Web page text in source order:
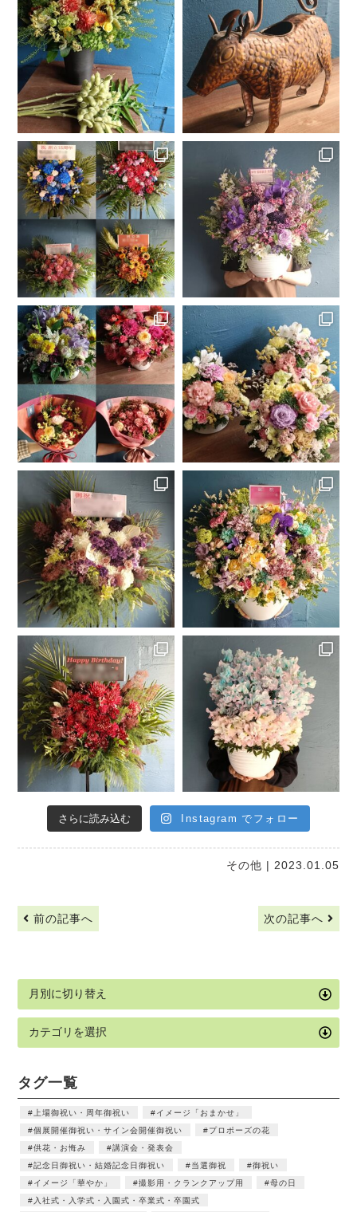
さらに読み込む Instagram でフォロー
その他 | 2023.01.05
前の記事へ 次の記事へ
タグ一覧
上場御祝い・周年御祝い
イメージ「おまかせ」
個展開催御祝い・サイン会開催御祝い
プロポーズの花
供花・お悔み
講演会・発表会
記念日御祝い・結婚記念日御祝い
当選御祝
御祝い
イメージ「華やか」
撮影用・クランクアップ用
母の日
入社式・入学式・入園式・卒業式・卒園式